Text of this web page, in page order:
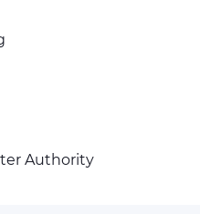
Authority